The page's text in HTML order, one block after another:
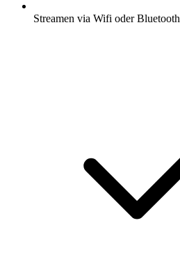
Streamen via Wifi oder Bluetooth